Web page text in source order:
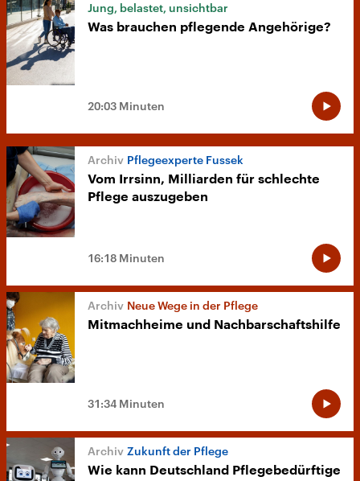
Jung, belastet, unsichtbar
Was brauchen pflegende Angehörige?
20:03 Minuten
Pflegeexperte Fussek
Vom Irrsinn, Milliarden für schlechte
Pflege auszugeben
16:18 Minuten
Neue Wege in der Pflege
Mitmachheime und Nachbarschaftshilfe
31:34 Minuten
Zukunft der Pflege
Wie kann Deutschland Pflegebedürftige